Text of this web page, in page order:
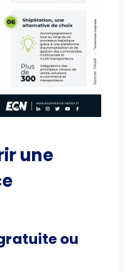
une
ou